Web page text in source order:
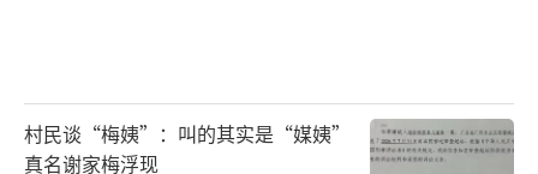
村民谈“梅姨”：叫的其实是“媒姨”
真名谢家梅浮现